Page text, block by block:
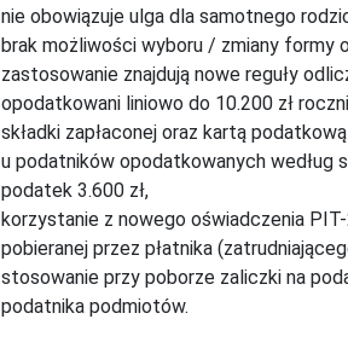
nie obowiązuje ulga dla samotnego
brak możliwości wyboru / zmiany formy
zastosowanie znajdują nowe reguły
opodatkowani liniowo do 10.200 zł
składki zapłaconej oraz kartą
u podatników opodatkowanych według
podatek 3.600 zł,
korzystanie z nowego oświadczenia
pobieranej przez płatnika
stosowanie przy poborze zaliczki na
podatnika podmiotów.